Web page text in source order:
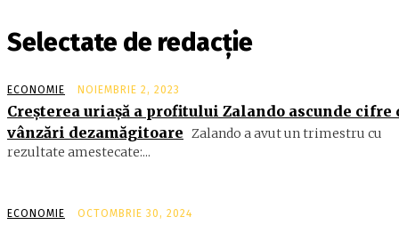
Selectate de redacție
ECONOMIE NOIEMBRIE 2, 2023
Creșterea uriașă a profitului Zalando ascunde cifre
vânzări dezamăgitoare Zalando a avut un trimestru cu
rezultate amestecate:...
ECONOMIE OCTOMBRIE 30, 2024